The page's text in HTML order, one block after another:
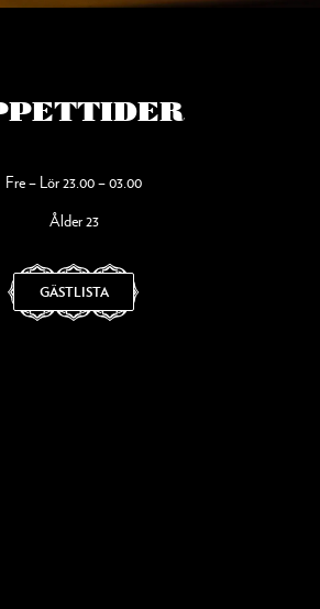
Fre – Lör 23.00 – 03.00
Ålder 23
GÄSTLISTA